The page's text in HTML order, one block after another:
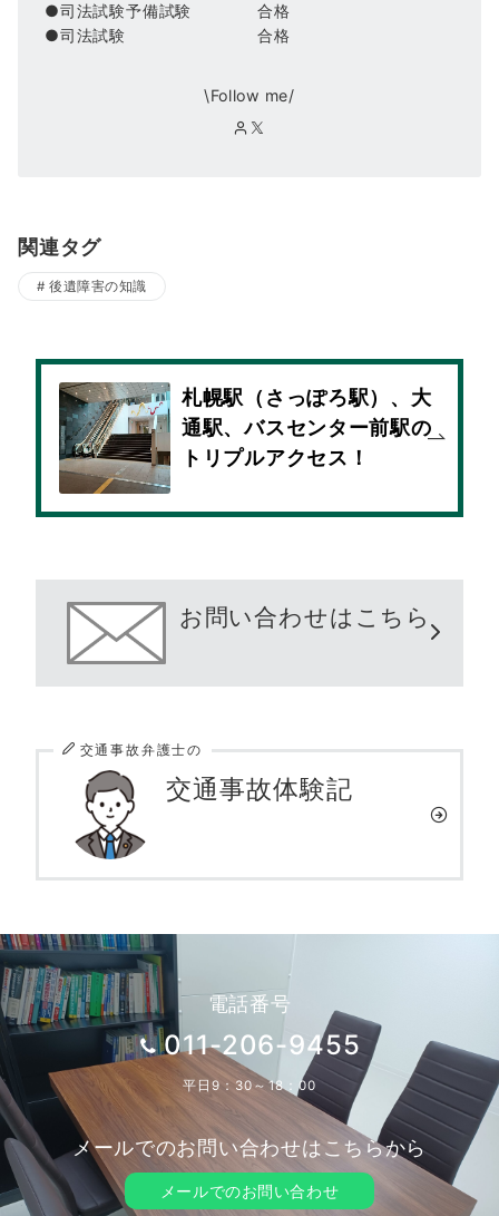
●司法試験予備試験 合格
●司法試験 合格
\Follow me/
関連タグ
後遺障害の知識
札幌駅（さっぽろ駅）、大
通駅、バスセンター前駅の
トリプルアクセス！
お問い合わせはこちら
交通事故弁護士の
交通事故体験記
電話番号
011-206-9455
平日9：30～18：00
メールでのお問い合わせはこちらから
メールでのお問い合わせ